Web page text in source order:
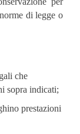
di legge o
che
sopra indicati;
prestazioni